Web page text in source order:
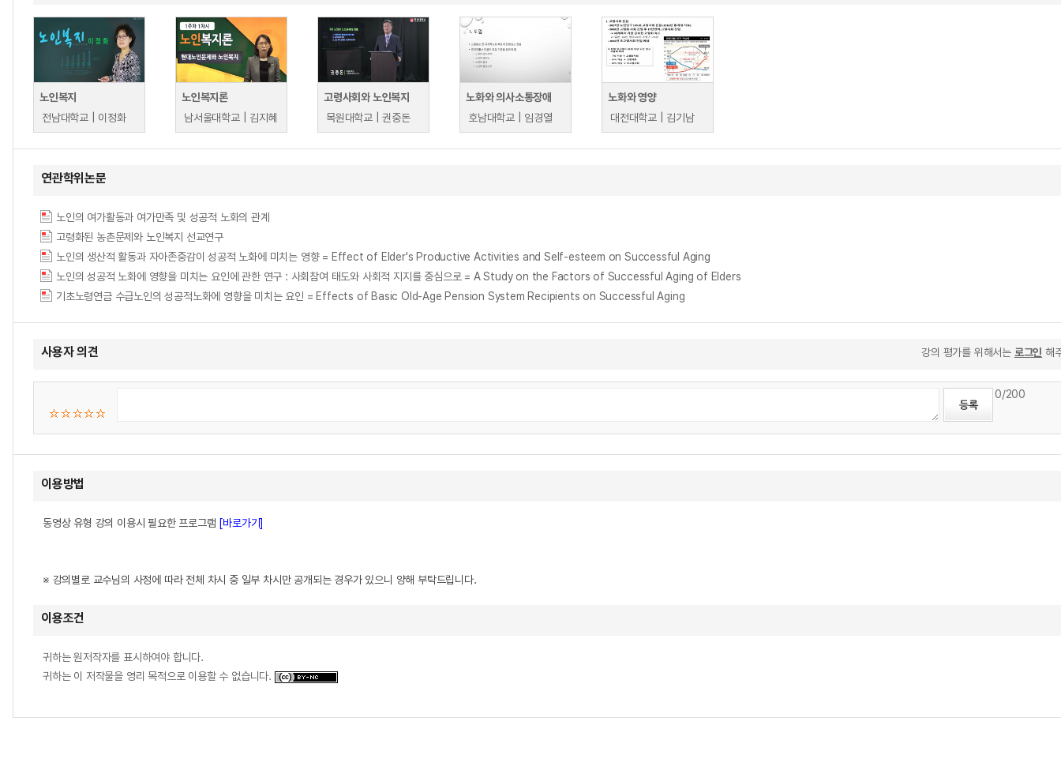
노인복지
전남대학교 | 이정화
노인복지론
남서울대학교 | 김지혜
고령사회와 노인복지
목원대학교 | 권중돈
노화와 의사소통장애
호남대학교 | 임경열
노화와 영양
대전대학교 | 김기남
연관학위논문
노인의 여가활동과 여가만족 및 성공적 노화의 관계
고령화된 농촌문제와 노인복지 선교연구
노인의 생산적 활동과 자아존중감이 성공적 노화에 미치는 영향 = Effect of Elder's Productive Activities and Self-esteem on Successful Aging
노인의 성공적 노화에 영향을 미치는 요인에 관한 연구 : 사회참여 태도와 사회적 지지를 중심으로 = A Study on the Factors of Successful Aging of Elders
기초노령연금 수급노인의 성공적노화에 영향을 미치는 요인 = Effects of Basic Old-Age Pension System Recipients on Successful Aging
사용자 의견 강의 평가를 위해서는 로그인 해
0/200
이용방법
동영상 유형 강의 이용시 필요한 프로그램 [바로가기]
※ 강의별로 교수님의 사정에 따라 전체 차시 중 일부 차시만 공개되는 경우가 있으니 양해 부탁드립니다.
이용조건
귀하는 원저작자를 표시하여야 합니다.
귀하는 이 저작물을 영리 목적으로 이용할 수 없습니다.